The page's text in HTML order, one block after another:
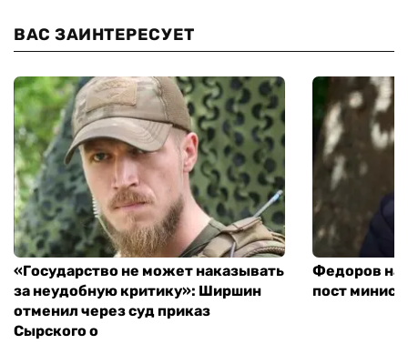
ВАС ЗАИНТЕРЕСУЕТ
«Государство не может наказывать
за неудобную критику»: Ширшин
отменил через суд приказ
Сырского о
Федоров
пост